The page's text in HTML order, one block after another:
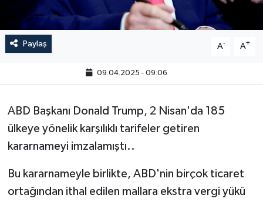
Paylaş A- A+
09.04.2025 - 09:06
ABD Başkanı Donald Trump, 2 Nisan'da 185
ülkeye yönelik karşılıklı tarifeler getiren
kararnameyi imzalamıştı..
Bu kararnameyle birlikte, ABD'nin birçok ticaret
ortağından ithal edilen mallara ekstra vergi yükü